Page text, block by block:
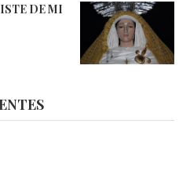
DE MI